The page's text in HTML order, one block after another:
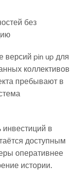
без
версий pin up для
коллективов
пребывают в
инвестиций в
доступным
оперативнее
истории.